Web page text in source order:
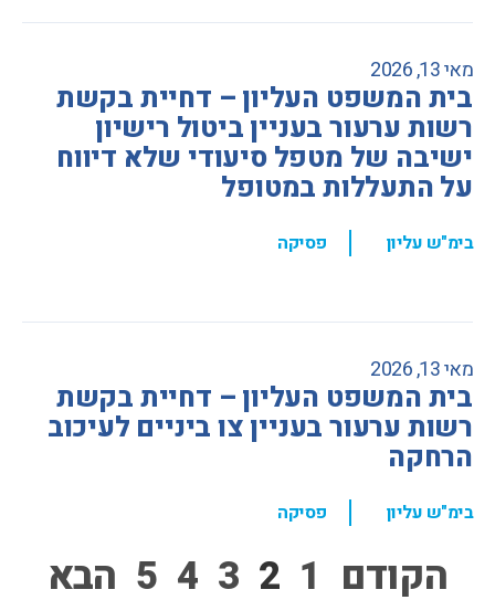
מאי 13, 2026
בית המשפט העליון – דחיית בקשת
רשות ערעור בעניין ביטול רישיון
ישיבה של מטפל סיעודי שלא דיווח
על התעללות במטופל
בימ"ש עליון , פסיקה
מאי 13, 2026
בית המשפט העליון – דחיית בקשת
רשות ערעור בעניין צו ביניים לעיכוב
הרחקה
בימ"ש עליון , פסיקה
הקודם 1
2
3
4
5 הבא